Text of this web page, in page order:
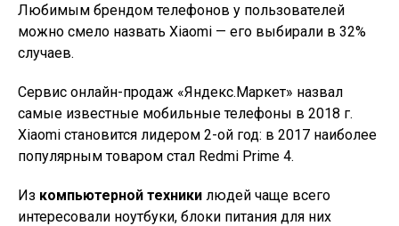
Любимым брендом телефонов у пользователей
можно смело назвать Xiaomi — его выбирали в 32%
случаев.
Сервис онлайн-продаж «Яндекс.Маркет» назвал
самые известные мобильные телефоны в 2018 г.
Xiaomi становится лидером 2-ой год: в 2017 наиболее
популярным товаром стал Redmi Prime 4.
Из компьютерной техники людей чаще всего
интересовали ноутбуки, блоки питания для них